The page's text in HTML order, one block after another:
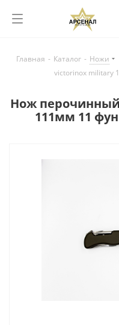
Главная - Каталог - Ножи
victorinox military
Нож
111мм 11